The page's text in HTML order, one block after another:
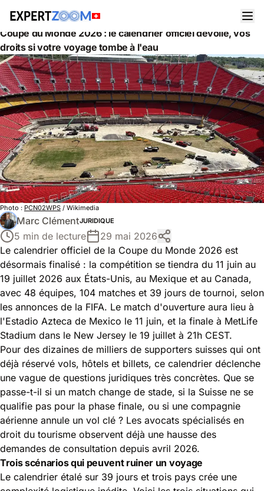
Actualités
Juridique
Coupe du Monde 2026 : le calendrier officiel dévoilé, vos
droits si votre voyage tombe à l'eau
Photo : PCN02WPS / Wikimedia
Marc ClémentJURIDIQUE
5 min de lecture
29 mai 2026
Le calendrier officiel de la Coupe du Monde 2026 est
désormais finalisé : la compétition se tiendra du 11 juin au
19 juillet 2026 aux États-Unis, au Mexique et au Canada,
avec 48 équipes, 104 matches et 39 jours de tournoi, selon
les annonces de la FIFA. Le match d'ouverture aura lieu à
l'Estadio Azteca de Mexico le 11 juin, et la finale à MetLife
Stadium dans le New Jersey le 19 juillet à 21h CEST.
Pour des dizaines de milliers de supporters suisses qui ont
déjà réservé vols, hôtels et billets, ce calendrier déclenche
une vague de questions juridiques très concrètes. Que se
passe-t-il si un match change de stade, si la Suisse ne se
qualifie pas pour la phase finale, ou si une compagnie
aérienne annule un vol clé ? Les avocats spécialisés en
droit du tourisme observent déjà une hausse des
demandes de consultation depuis avril 2026.
Trois scénarios qui peuvent ruiner un voyage
Le calendrier étalé sur 39 jours et trois pays crée une